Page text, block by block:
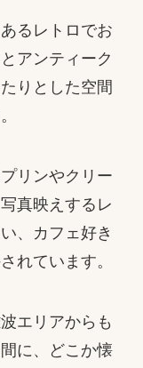
るレトロでお
アンティーク
りとした空間
リンやクリー
真映えするレ
、カフェ好き
れています。
エリアからも
に、どこか懐